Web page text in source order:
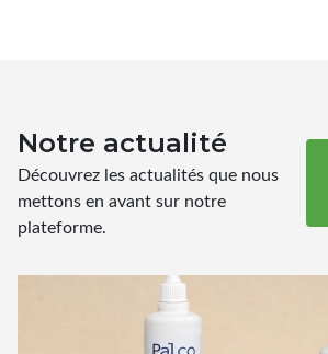
Notre actualité
Découvrez les actualités que nous
mettons en avant sur notre
plateforme.